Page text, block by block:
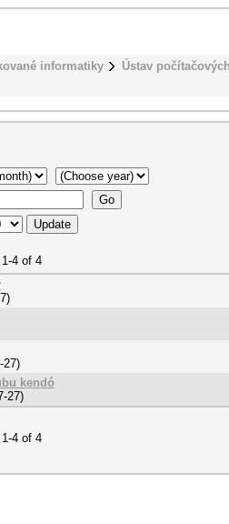
informatiky Ústav
4 of 4
)
27)
kendó
27)
4 of 4